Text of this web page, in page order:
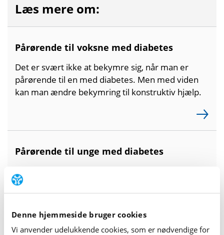
Denne hjemmeside bruger cookies
Vi anvender udelukkende cookies, som er nødvendige for
Læs mere om:
Pårørende til voksne med diabetes
Det er svært ikke at bekymre sig, når man er
pårørende til en med diabetes. Men med viden
kan man ændre bekymring til konstruktiv hjælp.
Pårørende til unge med diabetes
Mange forældre er bekymrede for deres børn og
unge med diabetes. For hvordan vil sygdommen
påvirke deres liv? Find mere information på